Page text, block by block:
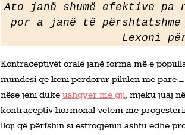
Ato janë shumë efektive
por a janë të
Lexoni
Kontraceptivët oralë janë forma më e
mundësi që keni përdorur pilulën më parë
nëse jeni duke ushqyer me gji, mjeku juaj
kontraceptiv hormonal vetëm me
lloji që përfshin si estrogjenin ashtu edhe